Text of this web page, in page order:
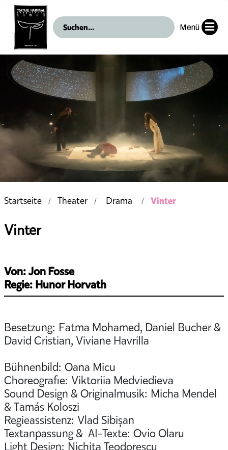
Menü
Startseite Theater Drama Vinter
Vinter
Von: Jon Fosse
Regie: Hunor Horvath
Besetzung: Fatma Mohamed, Daniel Bucher &
David Cristian, Viviane Havrilla
Bühnenbild: Oana Micu
Choreografie: Viktoriia Medviedieva
Sound Design & Originalmusik: Micha Mendel
& Tamás Koloszi
Regieassistenz: Vlad Sibișan
Textanpassung & AI-Texte: Ovio Olaru
Light Design: Nichita Teodorescu